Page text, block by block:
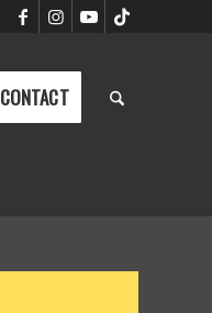
CONTACT